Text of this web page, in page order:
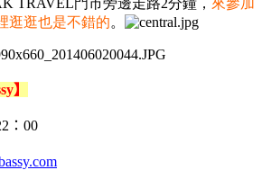
逛逛也是不錯的。
】
：00